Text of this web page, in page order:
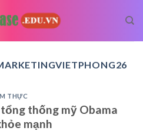
THỰC
thống mỹ Obama
mạnh